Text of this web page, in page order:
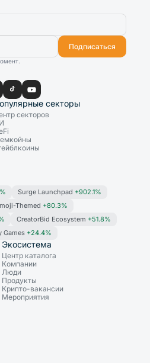
Подписаться
секторы
секторов
Surge Launchpad +902.1%
Themed +80.3%
CreatorBid Ecosystem +51.8%
Games +24.4%
Экосистема
Центр каталога
Компании
Люди
Продукты
Крипто-вакансии
Мероприятия